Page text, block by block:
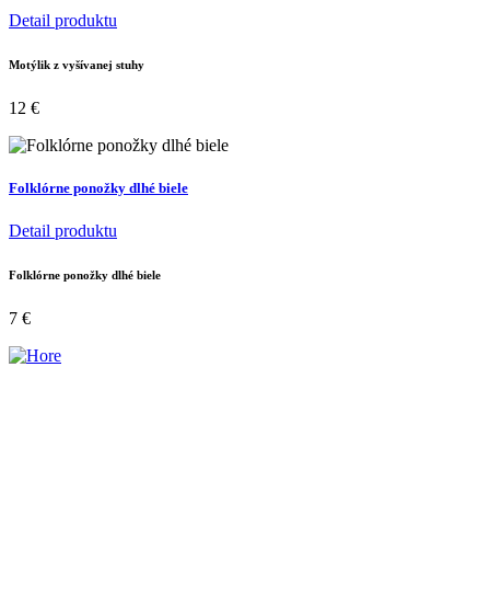
Detail produktu
Motýlik z vyšívanej stuhy
12 €
Folklórne ponožky dlhé biele
Detail produktu
Folklórne ponožky dlhé biele
7 €